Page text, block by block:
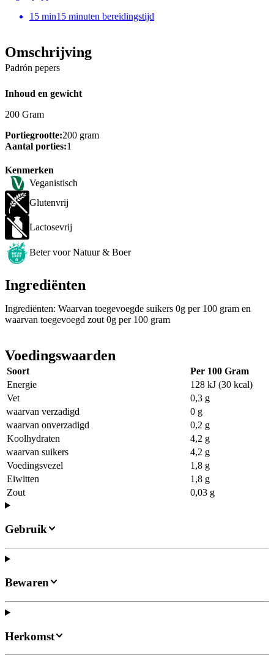
15 min15 minuten bereidingstijd
Omschrijving
Padrón pepers
Inhoud en gewicht
200 Gram
Portiegrootte:200 gram
Aantal porties:1
Kenmerken
Veganistisch
Glutenvrij
Lactosevrij
Beter voor Natuur & Boer
Ingrediënten
Ingrediënten: Waarvan toegevoegde suikers 0g per 100 gram en
waarvan toegevoegd zout 0g per 100 gram
Voedingswaarden
Soort
Per 100 Gram
Energie
128 kJ (30 kcal)
Vet
0,3 g
waarvan verzadigd
0 g
waarvan onverzadigd
0,2 g
Koolhydraten
4,2 g
waarvan suikers
4,2 g
Voedingsvezel
1,8 g
Eiwitten
1,8 g
Zout
0,03 g
Gebruik
Bewaren
Herkomst